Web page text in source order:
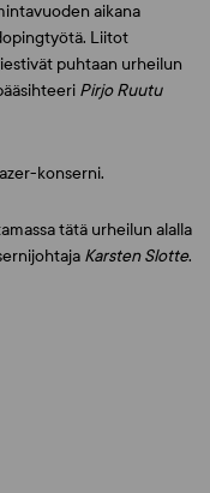
aikana
Liitot
puhtaan urheilun
Pirjo Ruutu
konserni.
tätä urheilun alalla
Karsten Slotte.